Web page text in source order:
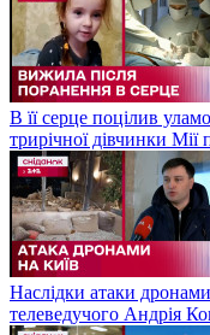
В її серце поцілив
трирічної дівчинки Мії
Наслідки атаки
телеведучого Андрія